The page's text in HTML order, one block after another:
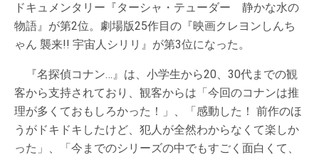
ドキュメンタリー『ターシャ・テューダー 静かな水の
物語』が第2位。劇場版25作目の『映画クレヨンしんち
ゃん 襲来!! 宇宙人シリリ』が第3位になった。
『名探偵コナン…』は、小学生から20、30代までの観
客から支持されており、観客からは「今回のコナンは推
理が多くておもしろかった！」、「感動した！ 前作のほ
うがドキドキしたけど、犯人が全然わからなくて楽しか
った」、「今までのシリーズの中でもすごく面白くて、